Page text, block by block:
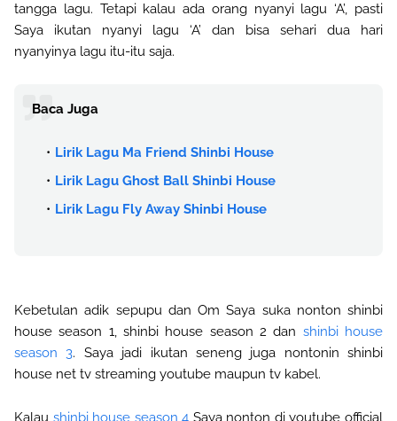
tangga lagu. Tetapi kalau ada orang nyanyi lagu ‘A’, pasti
Saya ikutan nyanyi lagu ‘A’ dan bisa sehari dua hari
nyanyinya lagu itu-itu saja.
Baca Juga
Lirik Lagu Ma Friend Shinbi House
Lirik Lagu Ghost Ball Shinbi House
Lirik Lagu Fly Away Shinbi House
Kebetulan adik sepupu dan Om Saya suka nonton shinbi
house season 1, shinbi house season 2 dan shinbi house
season 3. Saya jadi ikutan seneng juga nontonin shinbi
house net tv streaming youtube maupun tv kabel.
Kalau shinbi house season 4 Saya nonton di youtube official